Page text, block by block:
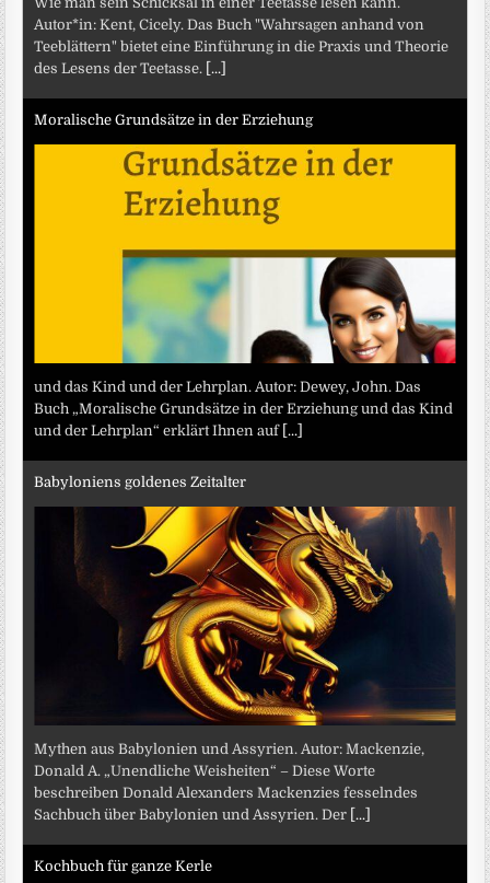
Autor*in: Kent, Cicely. Das Buch "Wahrsagen anhand von
Teeblättern" bietet eine Einführung in die Praxis und Theorie
des Lesens der Teetasse. [...]
Moralische Grundsätze in der Erziehung
und das Kind und der Lehrplan. Autor: Dewey, John. Das
Buch „Moralische Grundsätze in der Erziehung und das Kind
und der Lehrplan“ erklärt Ihnen auf [...]
Babyloniens goldenes Zeitalter
Mythen aus Babylonien und Assyrien. Autor: Mackenzie,
Donald A. „Unendliche Weisheiten“ – Diese Worte
beschreiben Donald Alexanders Mackenzies fesselndes
Sachbuch über Babylonien und Assyrien. Der [...]
Kochbuch für ganze Kerle